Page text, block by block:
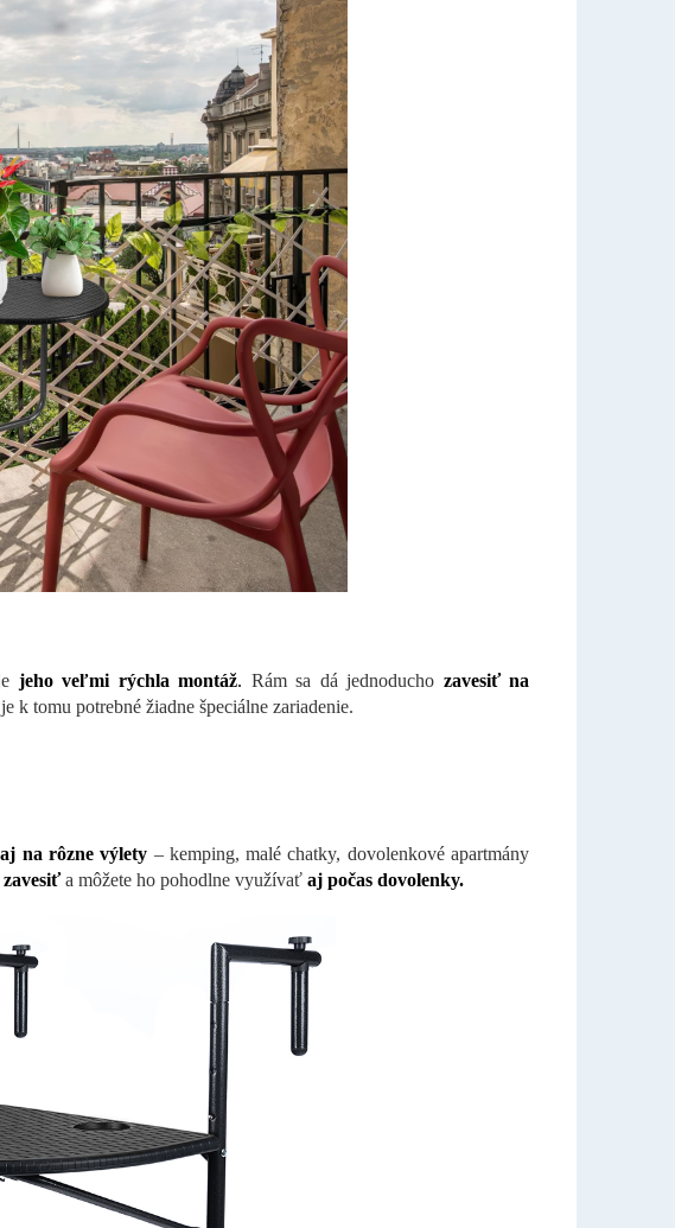
jeho veľmi rýchla montáž. Rám sa dá jednoducho zavesiť na
k tomu potrebné žiadne špeciálne zariadenie.
na rôzne výlety – kemping, malé chatky, dovolenkové apartmány
zavesiťa môžete ho pohodlne využívať aj počas dovolenky.